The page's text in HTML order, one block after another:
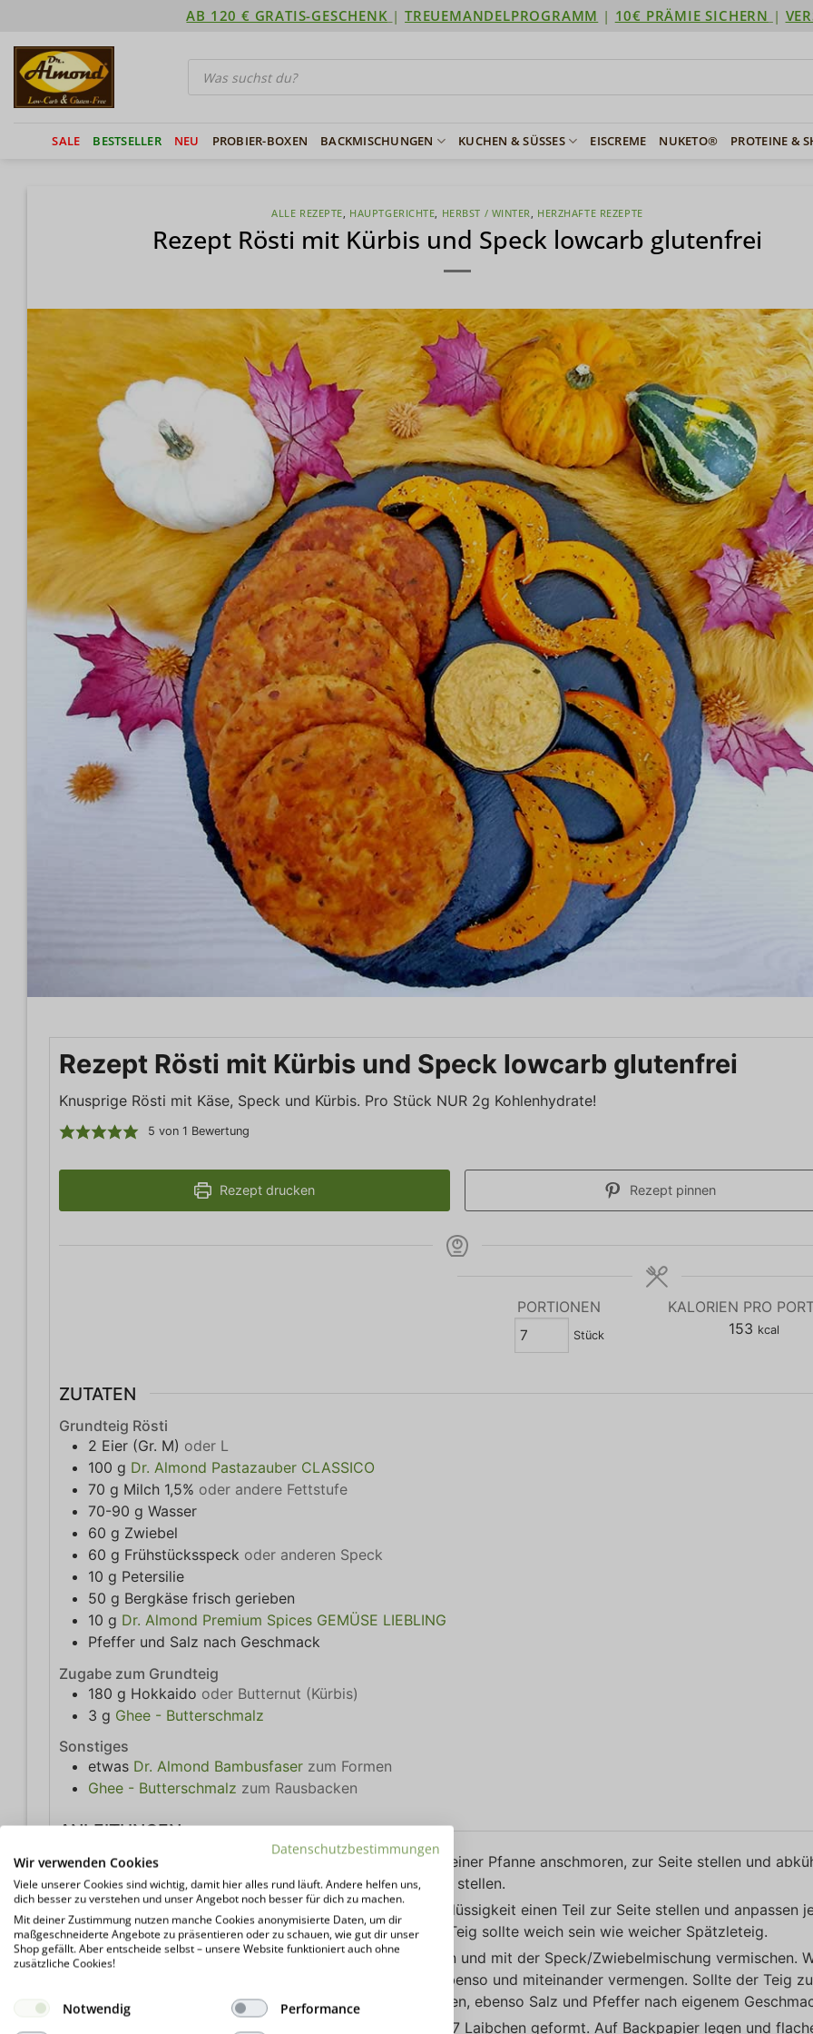
springen
AB 120 € GRATIS-GESCHENK |TREUEMANDELPROGRAMM | 10€ PRÄMIE SICHERN |
Products
search
SALE BESTSELLER NEU PROBIER-BOXEN BACKMISCHUNGEN KUCHEN & SÜSSES EISCREME NUKETO® PROTEINE &
ALLE REZEPTE, HAUPTGERICHTE, HERBST / WINTER, HERZHAFTE REZEPTE
Rezept Rösti mit Kürbis und Speck lowcarb glutenfrei
Rezept Rösti mit Kürbis und Speck lowcarb glutenfrei
Knusprige Rösti mit Käse, Speck und Kürbis. Pro Stück NUR 2g Kohlenhydrate!
5 von 1 Bewertung
Rezept drucken Rezept pinnen
PORTIONEN
Stück
KALORIEN PRO
153 kcal
ZUTATEN
Grundteig Rösti
2 Eier (Gr. M) oder L
100 g Dr. Almond Pastazauber CLASSICO
70 g Milch 1,5% oder andere Fettstufe
70-90 g Wasser
60 g Zwiebel
60 g Frühstücksspeck oder anderen Speck
10 g Petersilie
50 g Bergkäse frisch gerieben
10 g Dr. Almond Premium Spices GEMÜSE LIEBLING
Pfeffer und Salz nach Geschmack
Zugabe zum Grundteig
180 g Hokkaido oder Butternut (Kürbis)
3 g Ghee - Butterschmalz
Sonstiges
etwas Dr. Almond Bambusfaser zum Formen
Ghee - Butterschmalz zum Rausbacken
ANLEITUNGEN
Zwiebel, Speck und Petersilie klein schneiden und in einer Pfanne anschmoren, zur Seite stellen und
lassen. Bergkäse reiben, Kürbis reiben, auch zur Seite stellen.
Eier, Milch, Wasser und Gewürze verquirlen. Bei der Flüssigkeit einen Teil zur Seite stellen und anpassen
Eiergröße. Pastazauber hinzufügen und testen - der Teig sollte weich sein wie weicher Spätzleteig.
Den Kürbis mit Ghee in einer Pfanne kurz anschmoren und mit der Speck/Zwiebelmischung vermischen.
es etwas abgekühlt ist, zum Teig hinzufügen, Käse ebenso und miteinander vermengen. Sollte der Teig
sein, Flüssigkeit hinzufügen. Selbst Festigkeit anpassen, ebenso Salz und Pfeffer nach eigenem
Mit Hilfe von Bambusfaser Laibchen formen. Ich hab 7 Laibchen geformt. Auf Backpapier legen und
Datenschutzbestimmungen
Wir verwenden Cookies
Viele unserer Cookies sind wichtig, damit hier alles rund läuft. Andere helfen uns,
dich besser zu verstehen und unser Angebot noch besser für dich zu machen.
Mit deiner Zustimmung nutzen manche Cookies anonymisierte Daten, um dir
maßgeschneiderte Angebote zu präsentieren oder zu schauen, wie gut dir unser
Shop gefällt. Aber entscheide selbst – unsere Website funktioniert auch ohne
zusätzliche Cookies!
Notwendig
Performance